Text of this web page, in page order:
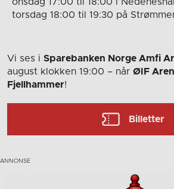
torsdag 18:00 til 19:30 på
Vi ses i Sparebanken Norge Amfi
august klokken 19:00 – når ØIF
Fjellhammer!
Billetter